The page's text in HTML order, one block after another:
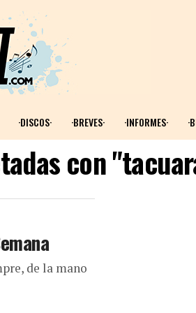
·DISCOS· ·BREVES· ·INFORMES·
con
de la mano